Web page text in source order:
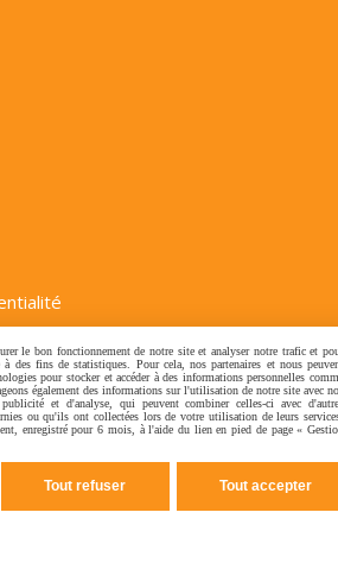
le bon fonctionnement de notre site et analyser notre trafic et
des fins de statistiques. Pour cela, nos partenaires et nous
pour stocker et accéder à des informations personnelles
également des informations sur l'utilisation de notre site avec
et d'analyse, qui peuvent combiner celles-ci avec
ou qu'ils ont collectées lors de votre utilisation de leurs
enregistré pour 6 mois, à l'aide du lien en pied de page «
Tout refuser Tout accepter